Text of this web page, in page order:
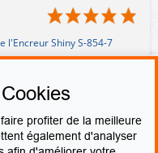
l'Encreur Shiny S-854-7
profiter de la meilleure
également d'analyser